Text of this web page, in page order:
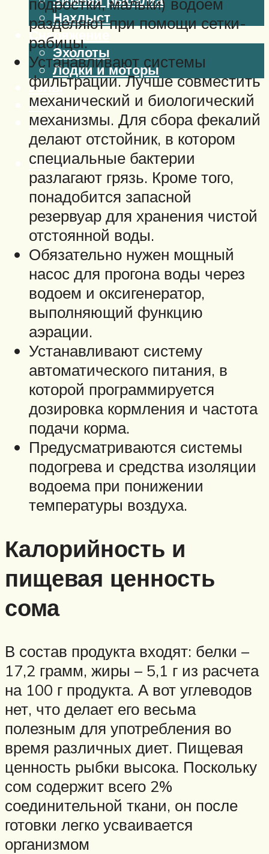
Нахлыст
Снаряжение
Эхолоты
Лодки и моторы
Узлы
Рецепты
Разное
Меню
разделяют при помощи сетки-
рабицы.
Устанавливают системы
фильтрации. Лучше совместить
механический и биологический
механизмы. Для сбора фекалий
делают отстойник, в котором
специальные бактерии
разлагают грязь. Кроме того,
понадобится запасной
резервуар для хранения чистой
отстоянной воды.
Обязательно нужен мощный
насос для прогона воды через
водоем и оксигенератор,
выполняющий функцию
аэрации.
Устанавливают систему
автоматического питания, в
которой программируется
дозировка кормления и частота
подачи корма.
Предусматриваются системы
подогрева и средства изоляции
водоема при понижении
температуры воздуха.
Калорийность и
пищевая ценность
сома
В состав продукта входят: белки –
17,2 грамм, жиры – 5,1 г из расчета
на 100 г продукта. А вот углеводов
нет, что делает его весьма
полезным для употребления во
время различных диет. Пищевая
ценность рыбки высока. Поскольку
сом содержит всего 2%
соединительной ткани, он после
готовки легко усваивается
организмом